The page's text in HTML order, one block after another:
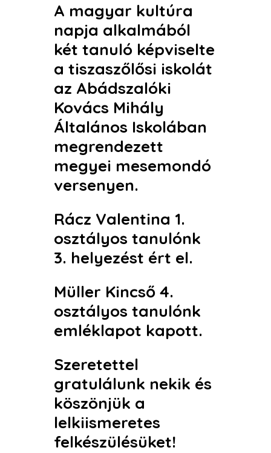
A magyar kultúra
napja alkalmából
két tanuló képviselte
a tiszaszőlősi iskolát
az Abádszalóki
Kovács Mihály
Általános Iskolában
megrendezett
megyei mesemondó
versenyen.
Rácz Valentina 1.
osztályos tanulónk
3. helyezést ért el.
Müller Kincső 4.
osztályos tanulónk
emléklapot kapott.
Szeretettel
gratulálunk nekik és
köszönjük a
lelkiismeretes
felkészülésüket!